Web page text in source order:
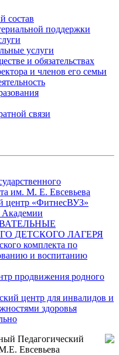
состав
поддержки
услуги
и обязательствах
и членов его семьи
связи
им. М. Е. Евсевьева
центр «ФитнесВУЗ»
ДЕТСКОГО ЛАГЕРЯ
комплекта по
и воспитанию
продвижения родного
центр для инвалидов и
здоровья
Педагогический
Евсевьева